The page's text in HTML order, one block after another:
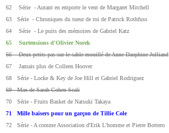
62 Série - Autant en emporte le vent de Margaret Mitchell
63 Série - Chroniques du tueur de roi de Patrick Rothfuss
64 Série - Le puits des mémoires de Gabriel Katz
65 Surtensions d'Olivier Norek
66 Deux petits pas sur le sable mouillé de Anne-Dauphine Julliand
67 Jamais plus de Colleen Hoover
68 Série - Locke & Key de Joe Hill et Gabriel Rodriguez
69 Max de Sarah Cohen-Scali
70 Série - Fruits Basket de Natsuki Takaya
71 Mille baisers pour un garçon de Tillie Cole
72 Série - A comme Association d'Erik L'homme et Pierre Bottero